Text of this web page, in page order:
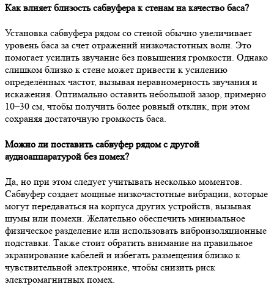
Как влияет близость сабвуфера к стенам на качество баса?
Установка сабвуфера рядом со стеной обычно увеличивает
уровень баса за счет отражений низкочастотных волн. Это
помогает усилить звучание без повышения громкости. Однако
слишком близко к стене может привести к усилению
определённых частот, вызывая неравномерность звучания и
искажения. Оптимально оставить небольшой зазор, примерно
10–30 см, чтобы получить более ровный отклик, при этом
сохраняя достаточную громкость баса.
Можно ли поставить сабвуфер рядом с другой
аудиоаппаратурой без помех?
Да, но при этом следует учитывать несколько моментов.
Сабвуфер создает мощные низкочастотные вибрации, которые
могут передаваться на корпуса других устройств, вызывая
шумы или помехи. Желательно обеспечить минимальное
физическое разделение или использовать виброизоляционные
подставки. Также стоит обратить внимание на правильное
экранирование кабелей и избегать размещения близко к
чувствительной электронике, чтобы снизить риск
электромагнитных помех.